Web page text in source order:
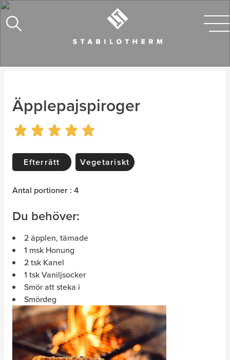
Äpplepajspiroger
Efterrätt Vegetariskt
Antal portioner : 4
Du behöver:
2 äpplen, tärnade
1 msk Honung
2 tsk Kanel
1 tsk Vaniljsocker
Smör att steka i
Smördeg